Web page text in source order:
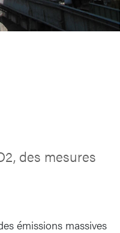
des mesures
émissions massives